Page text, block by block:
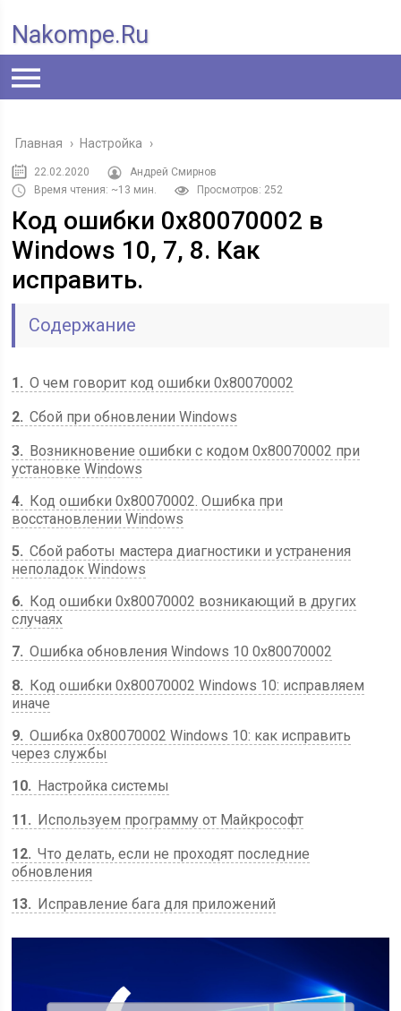
Nakompe.ru
Главная › Настройка ›
22.02.2020
Андрей Смирнов
Время чтения: ~13 мин.
Просмотров: 252
Код ошибки 0x80070002 в
Windows 10, 7, 8. Как
исправить.
Содержание
1
О чем говорит код ошибки 0x80070002
2 Сбой при обновлении Windows
3
Возникновение ошибки с кодом 0x80070002 при
установке Windows
4
Код ошибки 0x80070002. Ошибка при
восстановлении Windows
5 Сбой работы мастера диагностики и устранения
неполадок Windows
6
Код ошибки 0x80070002 возникающий в других
случаях
7 Ошибка обновления Windows 10 0x80070002
8
Код ошибки 0x80070002 Windows 10: исправляем
иначе
9 Ошибка 0x80070002 Windows 10: как исправить
через службы
10
Настройка системы
11
Используем программу от Майкрософт
12 Что делать, если не проходят последние
обновления
13
Исправление бага для приложений